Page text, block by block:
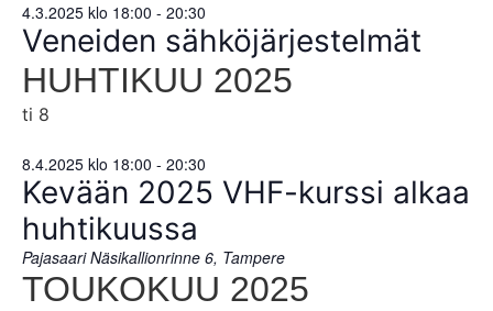
4.3.2025 klo 18:00 - 20:30
Veneiden sähköjärjestelmät
HUHTIKUU 2025
ti 8
8.4.2025 klo 18:00 - 20:30
Kevään 2025 VHF-kurssi alkaa
huhtikuussa
PajasaariNäsikallionrinne 6, Tampere
TOUKOKUU 2025